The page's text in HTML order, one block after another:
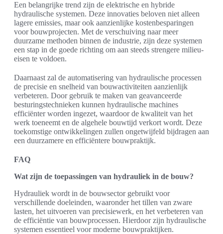
Een belangrijke trend zijn de elektrische en hybride
hydraulische systemen. Deze innovaties beloven niet alleen
lagere emissies, maar ook aanzienlijke kostenbesparingen
voor bouwprojecten. Met de verschuiving naar meer
duurzame methoden binnen de industrie, zijn deze systemen
een stap in de goede richting om aan steeds strengere milieu-
eisen te voldoen.
Daarnaast zal de automatisering van hydraulische processen
de precisie en snelheid van bouwactiviteiten aanzienlijk
verbeteren. Door gebruik te maken van geavanceerde
besturingstechnieken kunnen hydraulische machines
efficiënter worden ingezet, waardoor de kwaliteit van het
werk toeneemt en de algehele bouwtijd verkort wordt. Deze
toekomstige ontwikkelingen zullen ongetwijfeld bijdragen aan
een duurzamere en efficiëntere bouwpraktijk.
FAQ
Wat zijn de toepassingen van hydrauliek in de bouw?
Hydrauliek wordt in de bouwsector gebruikt voor
verschillende doeleinden, waaronder het tillen van zware
lasten, het uitvoeren van precisiewerk, en het verbeteren van
de efficiëntie van bouwprocessen. Hierdoor zijn hydraulische
systemen essentieel voor moderne bouwpraktijken.